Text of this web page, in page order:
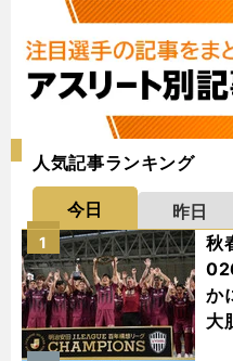
人気記事ランキング
今日 昨日
秋
か
大
1